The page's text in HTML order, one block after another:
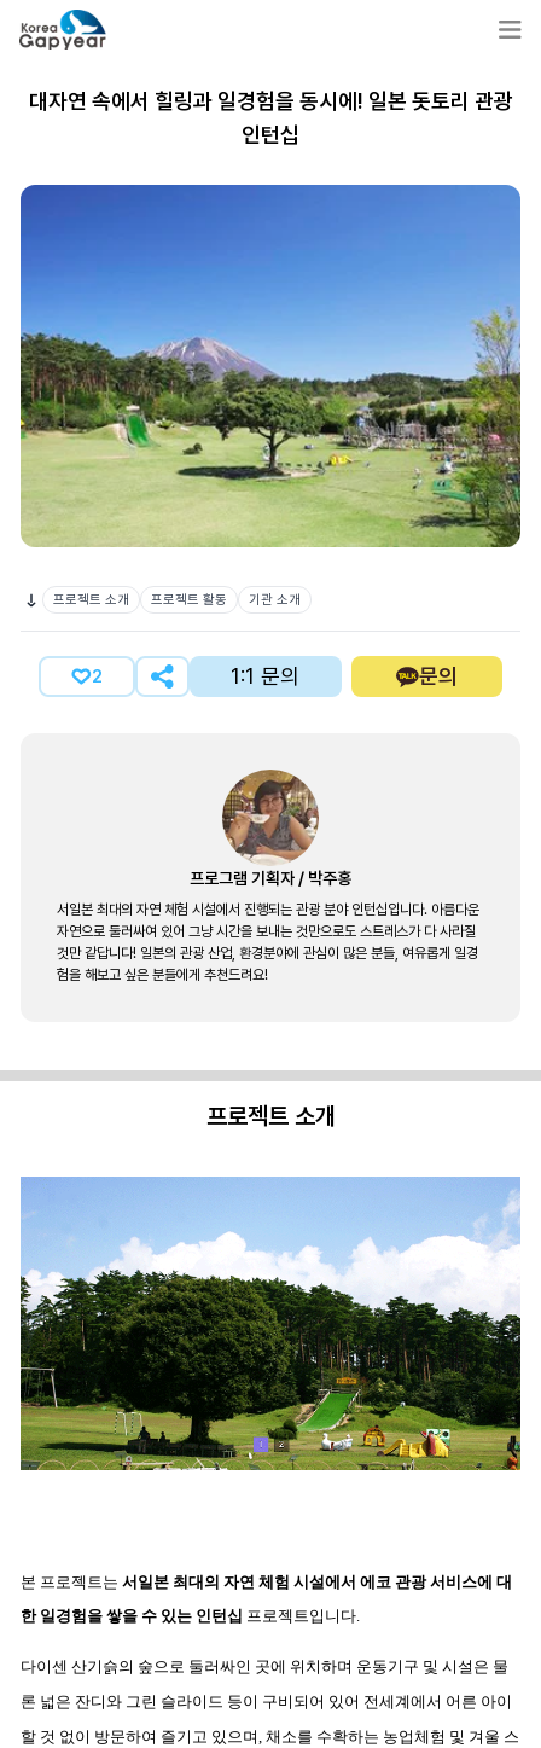
대자연 속에서 힐링과 일경험을 동시에! 일본 돗토리 관광
인턴십
프로젝트 소개 프로젝트 활동 기관 소개
2 1:1 문의 문의
프로그램 기획자 / 박주홍
서일본 최대의 자연 체험 시설에서 진행되는 관광 분야 인턴십입니다. 아름다운
자연으로 둘러싸여 있어 그냥 시간을 보내는 것만으로도 스트레스가 다 사라질
것만 같답니다! 일본의 관광 산업, 환경분야에 관심이 많은 분들, 여유롭게 일경
험을 해보고 싶은 분들에게 추천드려요!
프로젝트 소개
본 프로젝트는 서일본 최대의 자연 체험 시설에서 에코 관광 서비스에 대
한 일경험을 쌓을 수 있는 인턴십 프로젝트입니다.
다이센 산기슭의 숲으로 둘러싸인 곳에 위치하며 운동기구 및 시설은 물
론 넓은 잔디와 그린 슬라이드 등이 구비되어 있어 전세계에서 어른 아이
할 것 없이 방문하여 즐기고 있으며, 채소를 수확하는 농업체험 및 겨울 스